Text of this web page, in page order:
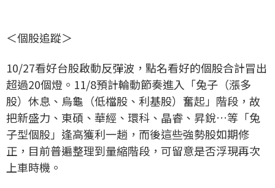
＜個股追蹤＞
10/27看好台股啟動反彈波，點名看好的個股合計冒出
超過20個燈。11/8預計輪動節奏進入「兔子（漲多
股）休息、烏龜（低檔股、利基股）奮起」階段，故
把新盛力、東碩、華經、環科、晶睿、昇銳…等「兔
子型個股」逢高獲利一趟，而後這些強勢股如期修
正，目前普遍整理到量縮階段，可留意是否浮現再次
上車時機。